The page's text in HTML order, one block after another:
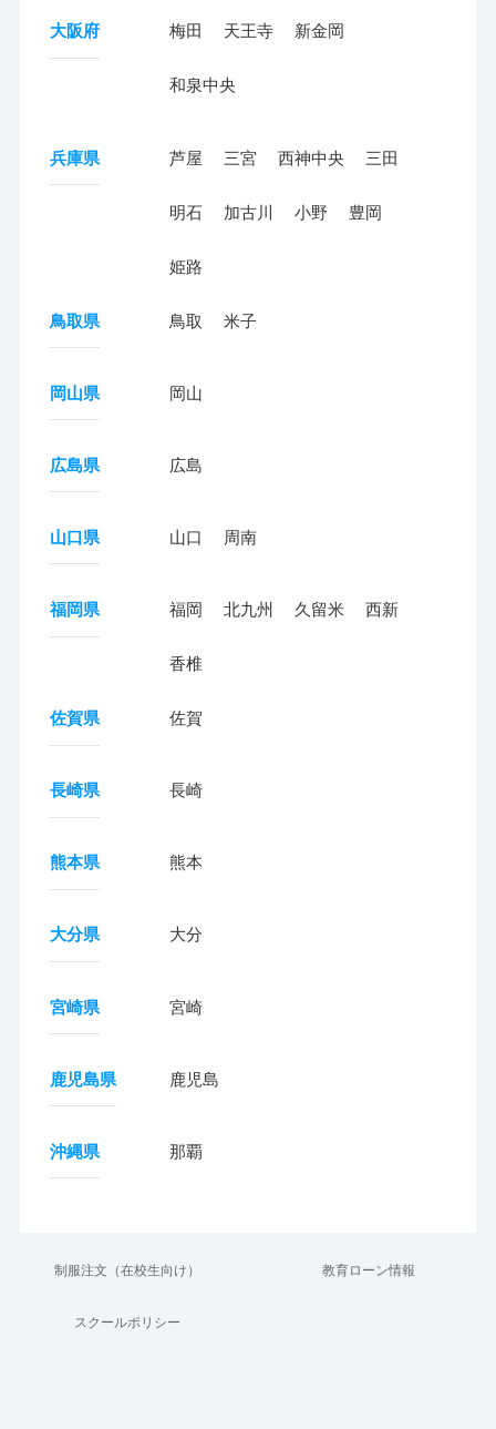
大阪府 梅田 天王寺 新金岡
和泉中央
兵庫県 芦屋 三宮 西神中央 三田
明石 加古川 小野 豊岡
姫路
鳥取県 鳥取 米子
岡山県 岡山
広島県 広島
山口県 山口 周南
福岡県 福岡 北九州 久留米 西新
香椎
佐賀県 佐賀
長崎県 長崎
熊本県 熊本
大分県 大分
宮崎県 宮崎
鹿児島県 鹿児島
沖縄県 那覇
制服注文（在校生向け） 教育ローン情報
スクールポリシー